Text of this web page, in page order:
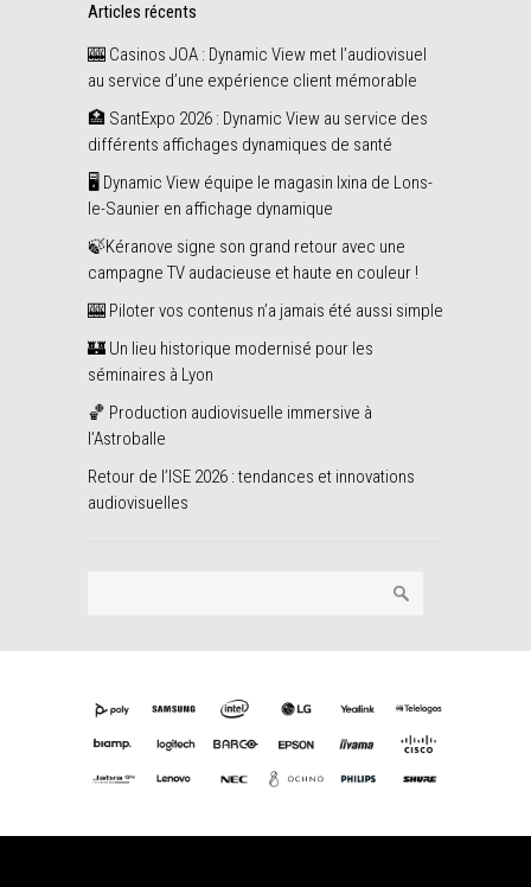
Articles récents
🎰 Casinos JOA : Dynamic View met l’audiovisuel
au service d’une expérience client mémorable
🏥 SantExpo 2026 : Dynamic View au service des
différents affichages dynamiques de santé
🖥️ Dynamic View équipe le magasin Ixina de Lons-
le-Saunier en affichage dynamique
🍃Kéranove signe son grand retour avec une
campagne TV audacieuse et haute en couleur !
🎰 Piloter vos contenus n’a jamais été aussi simple
🏰 Un lieu historique modernisé pour les
séminaires à Lyon
🏀 Production audiovisuelle immersive à
l’Astroballe
Retour de l’ISE 2026 : tendances et innovations
audiovisuelles